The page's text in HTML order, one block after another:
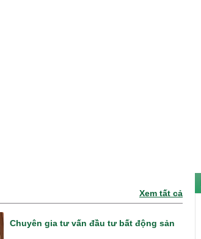
Xem tất cả
Chuyên gia tư vấn đầu tư bất động sản